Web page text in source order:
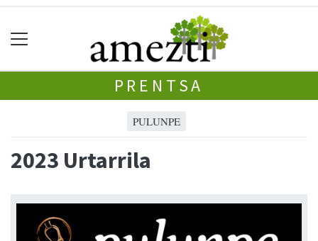
PRENTSA
PULUNPE
2023 Urtarrila